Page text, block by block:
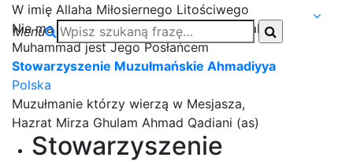
W imię Allaha Miłosiernego Litościwego
Nie ma nikogo godnego czci oprócz Allaha i
Muhammad jest Jego Posłańcem
Stowarzyszenie Muzułmańskie Ahmadiyya
Polska
Muzułmanie którzy wierzą w Mesjasza,
Hazrat Mirza Ghulam Ahmad Qadiani (as)
Menu
Stowarzyszenie